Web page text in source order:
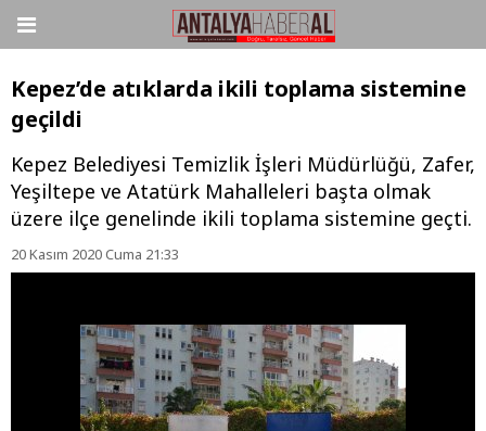
Kepez’de atıklarda ikili toplama sistemine
geçildi
Kepez Belediyesi Temizlik İşleri Müdürlüğü, Zafer,
Yeşiltepe ve Atatürk Mahalleleri başta olmak
üzere ilçe genelinde ikili toplama sistemine geçti.
20 Kasım 2020 Cuma 21:33